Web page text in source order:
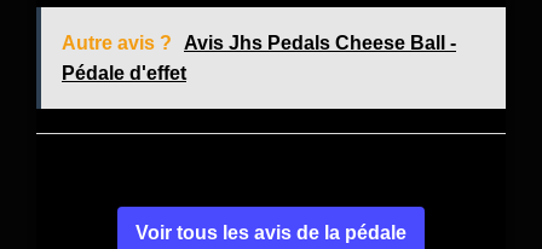
Autre avis ?
Avis Jhs Pedals Cheese Ball -
Pédale d'effet
Voir tous les avis de la pédale